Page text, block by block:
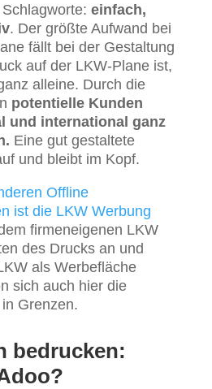
einfach,
. Der größte Aufwand bei
fällt bei der Gestaltung
auf der LKW-Plane ist,
alleine. Durch die
potentielle Kunden
und international ganz
Eine gut gestaltete
und bleibt im Kopf.
Offline
ist die LKW Werbung
firmeneigenen LKW
des Drucks an und
als Werbefläche
sich auch hier die
Grenzen.
bedrucken: